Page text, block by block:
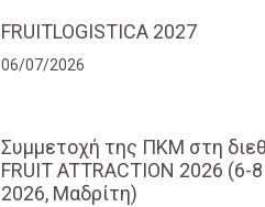
FRUITLOGISTICA 2027
06/07/2026
Συμμετοχή της ΠΚΜ στη
FRUIT ATTRACTION 2026 (6-
2026, Μαδρίτη)